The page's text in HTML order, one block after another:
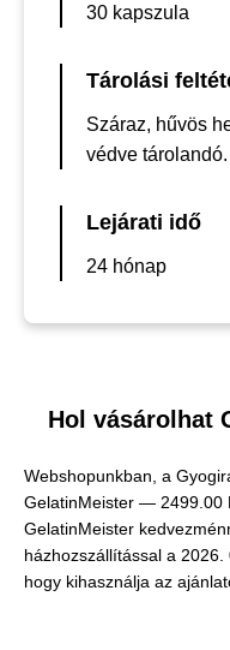
30 kapszula
Tárolási
Száraz, hűvös
védve tárolandó.
Lejárati idő
24 hónap
Hol vásárolhat
Webshopunkban, a
GelatinMeister —
GelatinMeister
házhozszállítással a 2026.
hogy kihasználja az